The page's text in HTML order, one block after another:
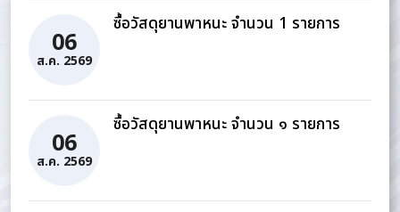
06
ส.ค. 2569
ซื้อวัสดุยานพาหนะ จำนวน 1 รายการ
06
ส.ค. 2569
ซื้อวัสดุยานพาหนะ จำนวน ๑ รายการ